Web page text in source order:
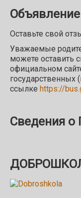
Объявление
Оставьте свой
Уважаемые
можете оставить
официальном
государственных
ссылке https://
Сведения о